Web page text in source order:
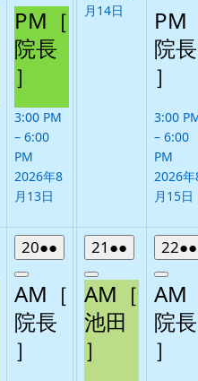
PM［
院長
］
3:00 PM
– 6:00
PM
2026年8
月13日
月14日
PM
院長
］
3:00
– 6:00
PM
2026
月15日
202026
年
8
月
20
●●
件
の
イ
Close
AM［
院長
］
21 2026
年
8
月
21
●●
件
の
イ
Close
AM［
池田
］
22
年
8
月
22
●●
Close
AM
院長
］